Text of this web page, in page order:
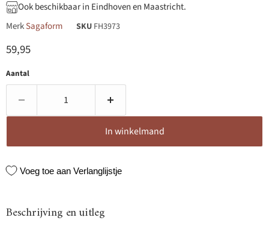
Ook beschikbaar in Eindhoven en Maastricht.
MerkSagaform SKU FH3973
Huidige prijs
59,95
Aantal
In winkelmand
Voeg toe aan Verlanglijstje
Beschrijving en uitleg